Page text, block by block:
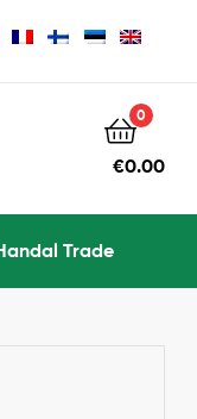
0
€0.00
Trade